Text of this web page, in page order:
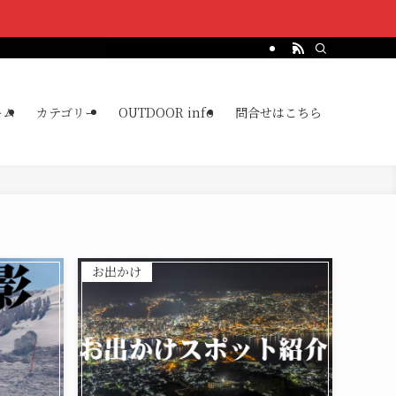
カテゴリー OUTDOOR info 問合せはこちら
お出かけ